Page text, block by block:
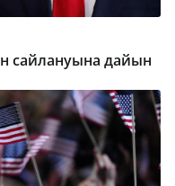
сайлануына дайын